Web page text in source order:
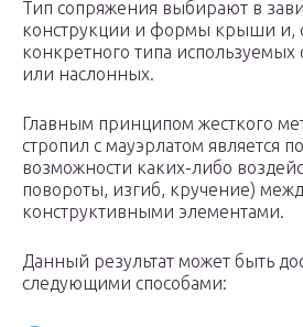
Тип сопряжения выбирают в
конструкции и формы крыши и,
конкретного типа используемых
или наслонных.
Главным принципом жесткого
стропил с мауэрлатом является
возможности каких-либо
повороты, изгиб, кручение)
конструктивными элементами.
Данный результат может быть
следующими способами: